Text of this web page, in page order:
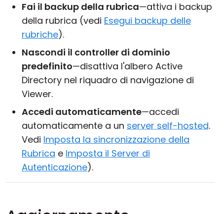
Fai il backup della rubrica—attiva i backup
della rubrica (vedi Esegui backup delle
rubriche).
Nascondi il controller di dominio
predefinito—disattiva l'albero Active
Directory nel riquadro di navigazione di
Viewer.
Accedi automaticamente—accedi
automaticamente a un server self-hosted.
Vedi Imposta la sincronizzazione della
Rubrica e Imposta il Server di
Autenticazione).